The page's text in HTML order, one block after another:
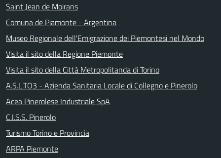
Saint Jean de Moirans
Comuna de Piamonte - Argentina
Museo Regionale dell'Emigrazione dei Piemontesi nel Mondo
Visita il sito della Regione Piemonte
Visita il sito della Città Metropolitanda di Torino
A.S.L.TO3 - Azienda Sanitaria Locale di Collegno e Pinerolo
Acea Pinerolese Industriale SpA
C.I.S.S. Pinerolo
Turismo Torino e Provincia
ARPA Piemonte